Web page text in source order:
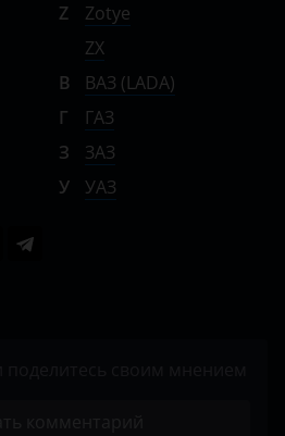
Z
Zotye
ZX
В
ВАЗ (LADA)
Г
ГАЗ
З
ЗАЗ
У
УАЗ